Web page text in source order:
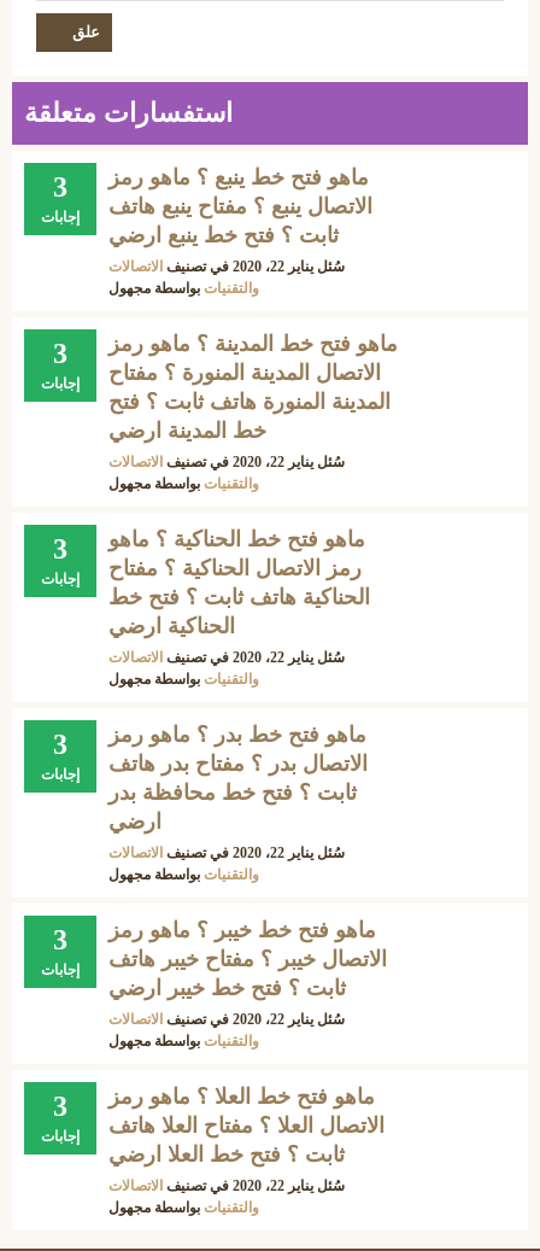
استفسارات متعلقة
3
إجابات
ماهو فتح خط ينبع ؟ ماهو رمز
الاتصال ينبع ؟ مفتاح ينبع هاتف
ثابت ؟ فتح خط ينبع ارضي
سُئل يناير 22، 2020 في تصنيف الاتصالات
والتقنيات بواسطة مجهول
3
إجابات
ماهو فتح خط المدينة ؟ ماهو رمز
الاتصال المدينة المنورة ؟ مفتاح
المدينة المنورة هاتف ثابت ؟ فتح
خط المدينة ارضي
سُئل يناير 22، 2020 في تصنيف الاتصالات
والتقنيات بواسطة مجهول
3
إجابات
ماهو فتح خط الحناكية ؟ ماهو
رمز الاتصال الحناكية ؟ مفتاح
الحناكية هاتف ثابت ؟ فتح خط
الحناكية ارضي
سُئل يناير 22، 2020 في تصنيف الاتصالات
والتقنيات بواسطة مجهول
3
إجابات
ماهو فتح خط بدر ؟ ماهو رمز
الاتصال بدر ؟ مفتاح بدر هاتف
ثابت ؟ فتح خط محافظة بدر
ارضي
سُئل يناير 22، 2020 في تصنيف الاتصالات
والتقنيات بواسطة مجهول
3
إجابات
ماهو فتح خط خيبر ؟ ماهو رمز
الاتصال خيبر ؟ مفتاح خيبر هاتف
ثابت ؟ فتح خط خيبر ارضي
سُئل يناير 22، 2020 في تصنيف الاتصالات
والتقنيات بواسطة مجهول
3
إجابات
ماهو فتح خط العلا ؟ ماهو رمز
الاتصال العلا ؟ مفتاح العلا هاتف
ثابت ؟ فتح خط العلا ارضي
سُئل يناير 22، 2020 في تصنيف الاتصالات
والتقنيات بواسطة مجهول